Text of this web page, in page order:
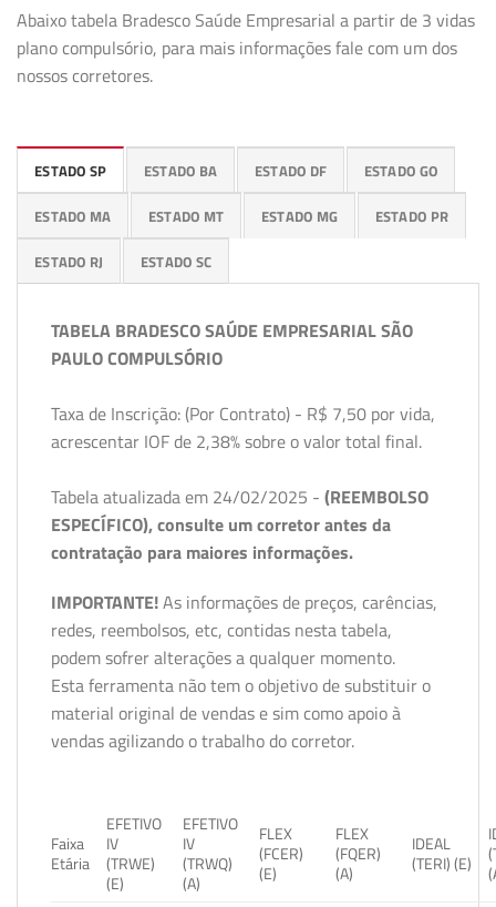
Abaixo tabela Bradesco Saúde Empresarial a partir de 3 vidas
plano compulsório, para mais informações fale com um dos
nossos corretores.
ESTADO SP ESTADO BA ESTADO DF ESTADO GO
ESTADO MA ESTADO MT ESTADO MG ESTADO PR
ESTADO RJ ESTADO SC
TABELA BRADESCO SAÚDE EMPRESARIAL SÃO
PAULO COMPULSÓRIO
Taxa de Inscrição: (Por Contrato) - R$ 7,50 por vida,
acrescentar IOF de 2,38% sobre o valor total final.
Tabela atualizada em 24/02/2025 - (REEMBOLSO
ESPECÍFICO), consulte um corretor antes da
contratação para maiores informações.
IMPORTANTE!As informações de preços, carências,
redes, reembolsos, etc, contidas nesta tabela,
podem sofrer alterações a qualquer momento.
Esta ferramenta não tem o objetivo de substituir o
material original de vendas e sim como apoio à
vendas agilizando o trabalho do corretor.
Faixa
Etária
EFETIVO
IV
(TRWE)
(E)
EFETIVO
IV
(TRWQ)
(A)
FLEX
(FCER)
(E)
FLEX
(FQER)
(A)
IDEAL
(TERI) (E)